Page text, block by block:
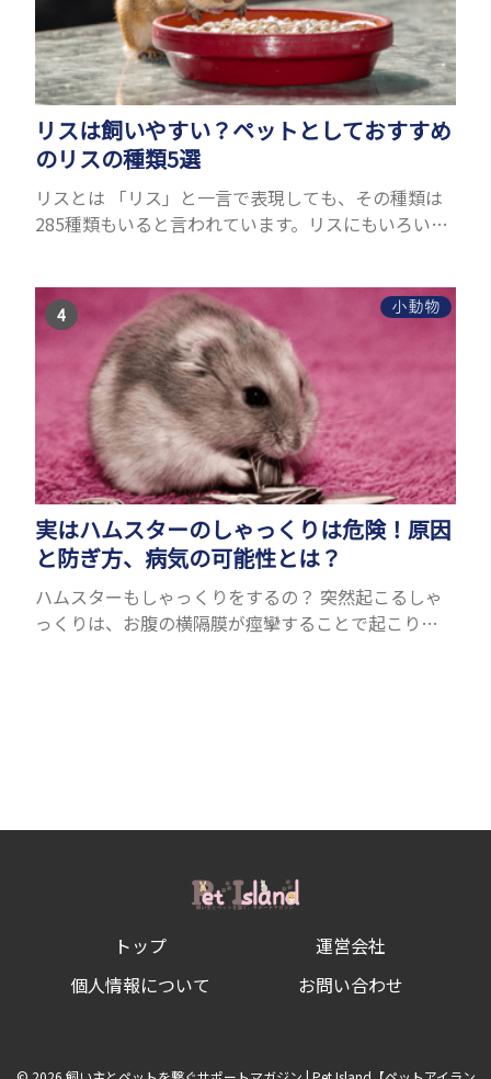
リスは飼いやすい？ペットとしておすすめ
のリスの種類5選
リスとは 「リス」と一言で表現しても、その種類は
285種類もいると言われています。リスにもいろいろ
が強いも...
小動物
実はハムスターのしゃっくりは危険！原因
と防ぎ方、病気の可能性とは？
ハムスターもしゃっくりをするの？ 突然起こるしゃ
っくりは、お腹の横隔膜が痙攣することで起こりま
トップ
運営会社
個人情報について
お問い合わせ